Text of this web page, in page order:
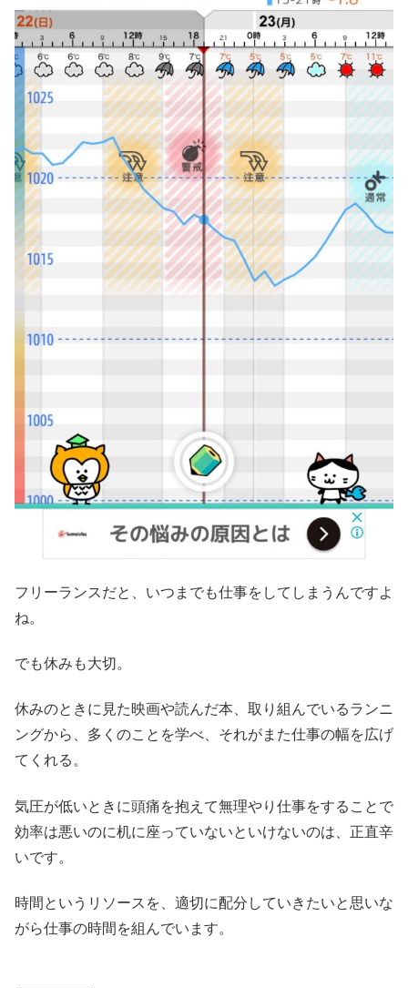
フリーランスだと、いつまでも仕事をしてしまうんですよ
ね。
でも休みも大切。
休みのときに見た映画や読んだ本、取り組んでいるランニ
ングから、多くのことを学べ、それがまた仕事の幅を広げ
てくれる。
気圧が低いときに頭痛を抱えて無理やり仕事をすることで
効率は悪いのに机に座っていないといけないのは、正直辛
いです。
時間というリソースを、適切に配分していきたいと思いな
がら仕事の時間を組んでいます。